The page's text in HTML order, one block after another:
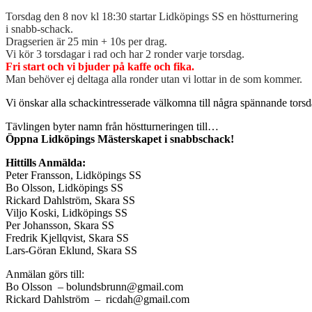
Torsdag den 8 nov kl 18:30 startar Lidköpings SS en höstturnering
i snabb-schack.
Dragserien är 25 min + 10s per drag.
Vi kör 3 torsdagar i rad och har 2 ronder varje torsdag.
Fri start och vi bjuder på kaffe och fika.
Man behöver ej deltaga alla ronder utan vi lottar in de som kommer.
Vi önskar alla schackintresserade välkomna till några spännande
Tävlingen byter namn från höstturneringen till…
Öppna Lidköpings Mästerskapet i snabbschack!
Hittills Anmälda:
Peter Fransson, Lidköpings SS
Bo Olsson, Lidköpings SS
Rickard Dahlström, Skara SS
Viljo Koski, Lidköpings SS
Per Johansson, Skara SS
Fredrik Kjellqvist, Skara SS
Lars-Göran Eklund, Skara SS
Anmälan görs till:
Bo Olsson – bolundsbrunn@gmail.com
Rickard Dahlström – ricdah@gmail.com